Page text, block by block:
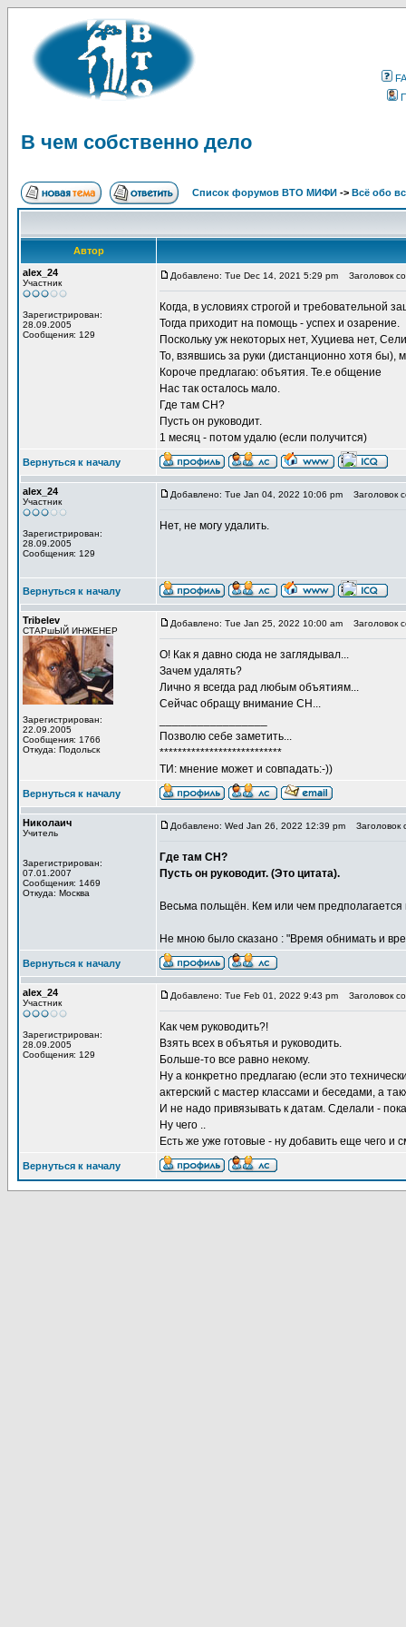
В чем собственно дело
Список форумов ВТО МИФИ -> Всё обо
Автор
alex_24
Участник
Зарегистрирован:
28.09.2005
Сообщения: 129
Добавлено: Tue Dec 14, 2021 5:29 pm Заголовок
Когда, в условиях строгой и
Тогда приходит на помощь - успех и озарение.
Поскольку уж некоторых нет, Хуциева нет,
То, взявшись за руки (дистанционно хотя
Короче предлагаю: объятия. Те.е общение
Нас так осталось мало.
Где там СН?
Пусть он руководит.
1 месяц - потом удалю (если получится)
Вернуться к началу
alex_24
Участник
Зарегистрирован:
28.09.2005
Сообщения: 129
Добавлено: Tue Jan 04, 2022 10:06 pm Заголовок
Нет, не могу удалить.
Вернуться к началу
Tribelev
СТАРшЫЙ ИНЖЕНЕР
Зарегистрирован:
22.09.2005
Сообщения: 1766
Откуда: Подольск
Добавлено: Tue Jan 25, 2022 10:00 am Заголовок
О! Как я давно сюда не заглядывал...
Зачем удалять?
Лично я всегда рад любым объятиям...
Сейчас обращу внимание СН...
Позволю себе заметить...
***************************
ТИ: мнение может и совпадать:-))
Вернуться к началу
Николаич
Учитель
Зарегистрирован:
07.01.2007
Сообщения: 1469
Откуда: Москва
Добавлено: Wed Jan 26, 2022 12:39 pm Заголовок
Где там СН?
Пусть он руководит. (Это цитата).
Весьма польщён. Кем или чем
Не мною было сказано : "Время обнимать и
Вернуться к началу
alex_24
Участник
Зарегистрирован:
28.09.2005
Сообщения: 129
Добавлено: Tue Feb 01, 2022 9:43 pm Заголовок
Как чем руководить?!
Взять всех в объятья и руководить.
Больше-то все равно некому.
Ну а конкретно предлагаю (если это
актерский с мастер классами и беседами, а
И не надо привязывать к датам. Сделали -
Ну чего ..
Есть же уже готовые - ну добавить еще чего и
Вернуться к началу